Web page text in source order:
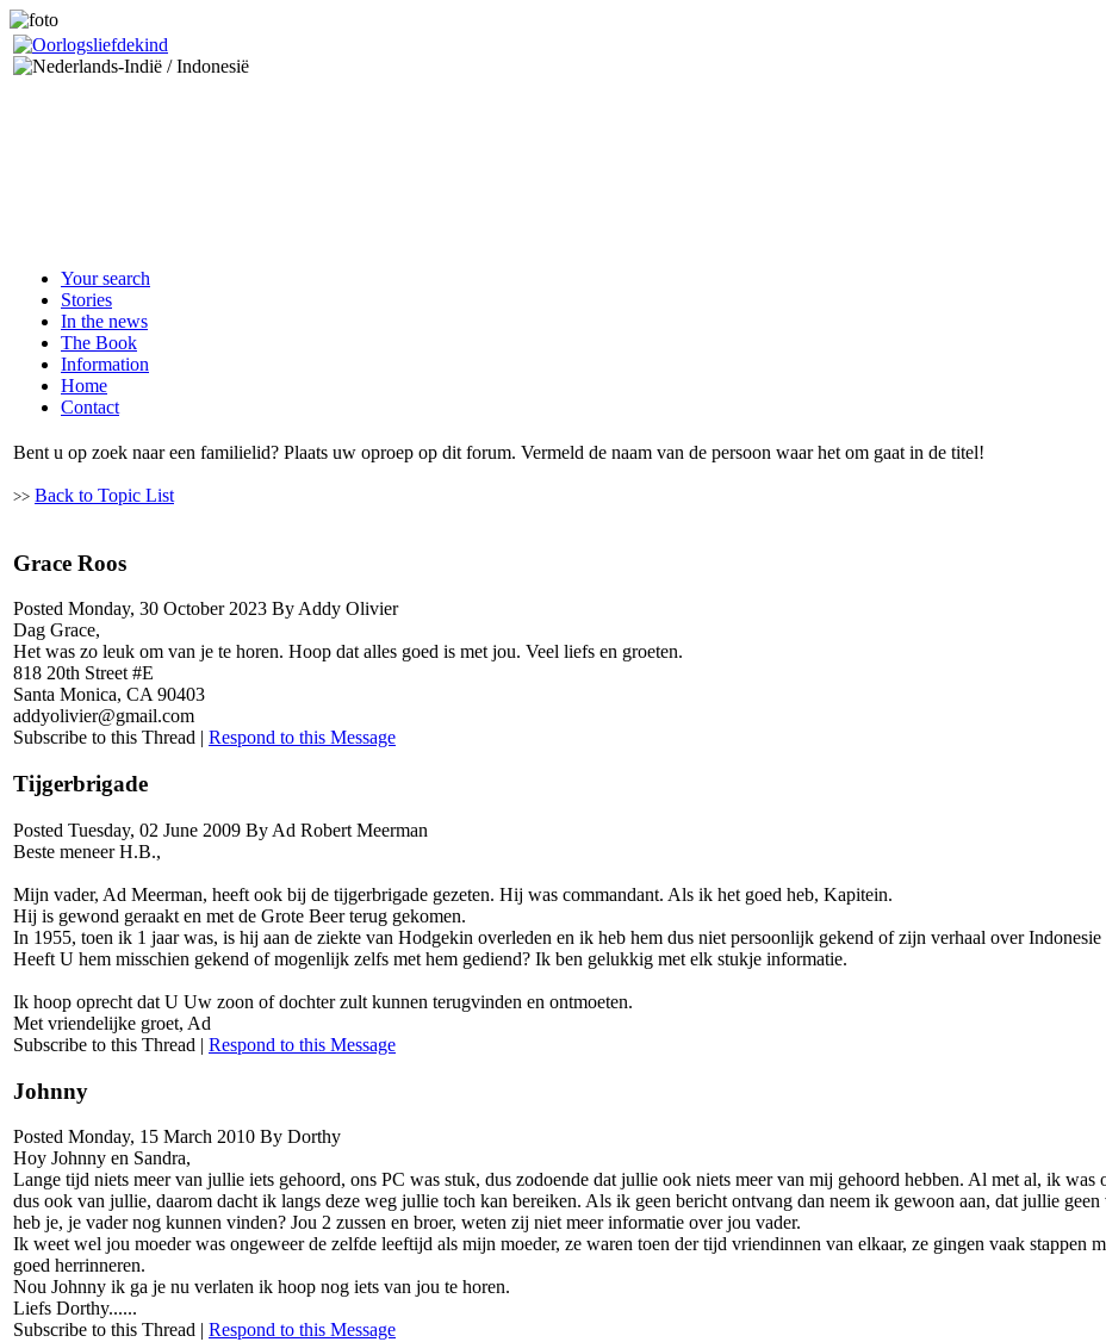
Your search
Stories
In the news
The Book
Information
Home
Contact
Bent u op zoek naar een familielid? Plaats uw oproep op dit forum. Vermeld de naam van de persoon waar het om gaat in de titel!
>> Back to Topic List
Grace Roos
Posted Monday, 30 October 2023 By Addy Olivier
Dag Grace,
Het was zo leuk om van je te horen. Hoop dat alles goed is met jou. Veel liefs en groeten.
818 20th Street #E
Santa Monica, CA 90403
addyolivier@gmail.com
Subscribe to this Thread | Respond to this Message
Tijgerbrigade
Posted Tuesday, 02 June 2009 By Ad Robert Meerman
Beste meneer H.B.,
Mijn vader, Ad Meerman, heeft ook bij de tijgerbrigade gezeten. Hij was commandant. Als ik het goed heb, Kapitein.
Hij is gewond geraakt en met de Grote Beer terug gekomen.
In 1955, toen ik 1 jaar was, is hij aan de ziekte van Hodgekin overleden en ik heb hem dus niet persoonlijk gekend of zijn verhaal over Indonesie
Heeft U hem misschien gekend of mogenlijk zelfs met hem gediend? Ik ben gelukkig met elk stukje informatie.
Ik hoop oprecht dat U Uw zoon of dochter zult kunnen terugvinden en ontmoeten.
Met vriendelijke groet, Ad
Subscribe to this Thread | Respond to this Message
Johnny
Posted Monday, 15 March 2010 By Dorthy
Hoy Johnny en Sandra,
Lange tijd niets meer van jullie iets gehoord, ons PC was stuk, dus zodoende dat jullie ook niets meer van mij gehoord hebben. Al met al, ik was
dus ook van jullie, daarom dacht ik langs deze weg jullie toch kan bereiken. Als ik geen bericht ontvang dan neem ik gewoon aan, dat jullie
heb je, je vader nog kunnen vinden? Jou 2 zussen en broer, weten zij niet meer informatie over jou vader.
Ik weet wel jou moeder was ongeweer de zelfde leeftijd als mijn moeder, ze waren toen der tijd vriendinnen van elkaar, ze gingen vaak stappen
goed herrinneren.
Nou Johnny ik ga je nu verlaten ik hoop nog iets van jou te horen.
Liefs Dorthy......
Subscribe to this Thread | Respond to this Message